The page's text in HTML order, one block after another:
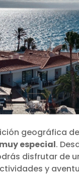
geográfica
especial.
disfrutar de
y